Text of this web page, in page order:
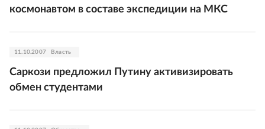
космонавтом в составе экспедиции на МКС
11.10.2007 Власть
Саркози предложил Путину активизировать
обмен студентами